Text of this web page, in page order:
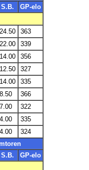
S.B.
GP-elo
24.50
363
22.00
339
14.00
356
12.50
327
14.00
335
8.50
366
7.00
322
4.00
335
4.00
324
S.B.
GP-elo